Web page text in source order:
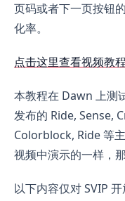
页码或者下一页按钮
化率。
点击这里查看视频教程
本教程在 Dawn 上测
发布的 Ride, Sense,
Colorblock, Ride 等
视频中演示的一样，
以下内容仅对 SVIP